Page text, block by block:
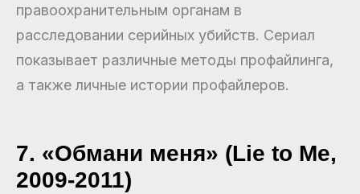
правоохранительным органам в
расследовании серийных убийств. Сериал
показывает различные методы профайлинга,
а также личные истории профайлеров.
7. «Обмани меня» (Lie to Me,
2009-2011)